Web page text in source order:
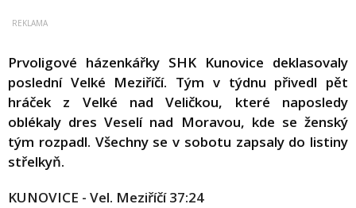
Prvoligové házenkářky SHK Kunovice deklasovaly
poslední Velké Meziříčí. Tým v týdnu přivedl pět
hráček z Velké nad Veličkou, které naposledy
oblékaly dres Veselí nad Moravou, kde se ženský
tým rozpadl. Všechny se v sobotu zapsaly do listiny
střelkyň.
KUNOVICE - Vel. Meziříčí 37:24